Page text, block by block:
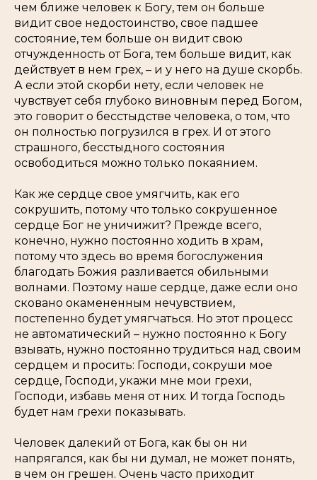
чем ближе человек к Богу, тем он больше
видит свое недостоинство, свое падшее
состояние, тем больше он видит свою
отчужденность от Бога, тем больше видит, как
действует в нем грех, – и у него на душе скорбь.
А если этой скорби нету, если человек не
чувствует себя глубоко виновным перед Богом,
это говорит о бесстыдстве человека, о том, что
он полностью погрузился в грех. И от этого
страшного, бесстыдного состояния
освободиться можно только покаянием.
Как же сердце свое умягчить, как его
сокрушить, потому что только сокрушенное
сердце Бог не уничижит? Прежде всего,
конечно, нужно постоянно ходить в храм,
потому что здесь во время богослужения
благодать Божия разливается обильными
волнами. Поэтому наше сердце, даже если оно
сковано окамененным нечувствием,
постепенно будет умягчаться. Но этот процесс
не автоматический – нужно постоянно к Богу
взывать, нужно постоянно трудиться над своим
сердцем и просить: Господи, сокруши мое
сердце, Господи, укажи мне мои грехи,
Господи, избавь меня от них. И тогда Господь
будет нам грехи показывать.
Человек далекий от Бога, как бы он ни
напрягался, как бы ни думал, не может понять,
в чем он грешен. Очень часто приходит